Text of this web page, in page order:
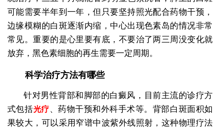
可能需要半年到一年，但只要坚持照光配合药物干预，
边缘模糊的白斑逐渐内缩，中心出现色素岛的情况非常
常见。重要的是心里要有底，不要治了两三周没变化就
放弃，黑色素细胞的再生需要一定周期。
科学治疗方法有哪些
针对男性背部和脚部的白癜风，目前主流的诊疗方
式包括光疗、药物干预和外科手术等。背部白斑面积如
果较大，可以采用窄谱中波紫外线照射，这种物理疗法